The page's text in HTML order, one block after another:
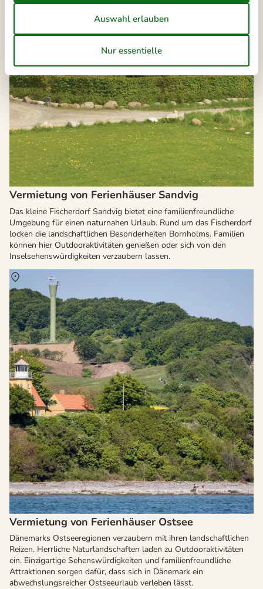
Vermietung von Ferienhäuser Sandvig
Das kleine Fischerdorf Sandvig bietet eine familienfreundliche
Umgebung für einen naturnahen Urlaub. Rund um das Fischerdorf
locken die landschaftlichen Besonderheiten Bornholms. Familien
können hier Outdooraktivitäten genießen oder sich von den
Inselsehenswürdigkeiten verzaubern lassen.
Vermietung von Ferienhäuser Ostsee
Dänemarks Ostseeregionen verzaubern mit ihren landschaftlichen
Reizen. Herrliche Naturlandschaften laden zu Outdooraktivitäten
ein. Einzigartige Sehenswürdigkeiten und familienfreundliche
Attraktionen sorgen dafür, dass sich in Dänemark ein
abwechslungsreicher Ostseeurlaub verleben lässt.
Ostsee